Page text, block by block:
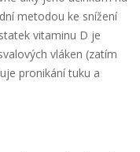
metodou ke snížení
vitaminu D je
vláken (zatím
pronikání tuku a